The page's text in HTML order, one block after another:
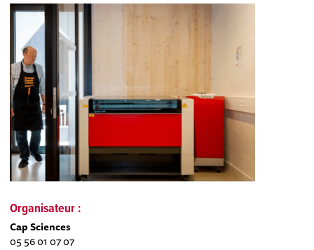
Organisateur :
Cap Sciences
05 56 01 07 07